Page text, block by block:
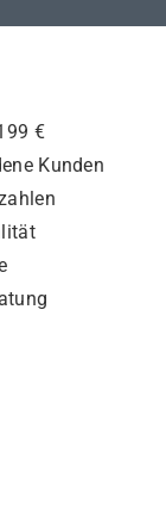
€
Kunden